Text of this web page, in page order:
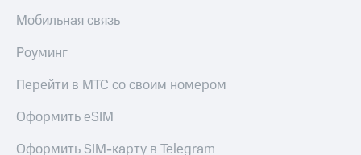
Мобильная связь
Роуминг
Перейти в МТС со своим номером
Оформить eSIM
Оформить SIM-карту в Telegram